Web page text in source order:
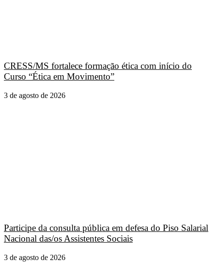
CRESS/MS fortalece formação ética com início do
Curso “Ética em Movimento”
3 de agosto de 2026
Participe da consulta pública em defesa do Piso Salarial
Nacional das/os Assistentes Sociais
3 de agosto de 2026